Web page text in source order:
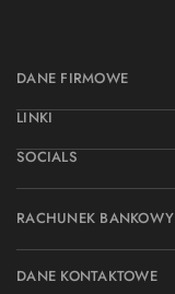
DANE FIRMOWE
LINKI
SOCIALS
RACHUNEK BANKOWY
DANE KONTAKTOWE